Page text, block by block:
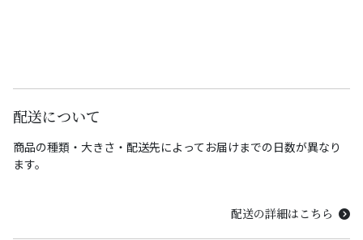
配送について
商品の種類・大きさ・配送先によってお届けまでの日数が異なり
ます。
配送の詳細はこちら